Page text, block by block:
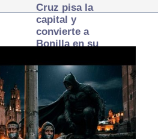
Cruz pisa la
capital y
convierte a
Bonilla en su